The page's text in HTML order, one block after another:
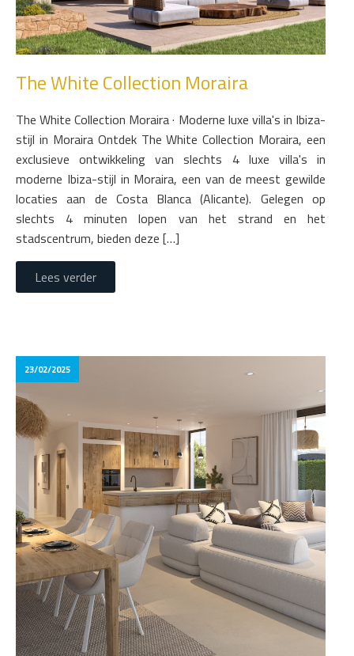
The White Collection Moraira
The White Collection Moraira · Moderne luxe villa's in Ibiza-
stijl in Moraira Ontdek The White Collection Moraira, een
exclusieve ontwikkeling van slechts 4 luxe villa's in
moderne Ibiza-stijl in Moraira, een van de meest gewilde
locaties aan de Costa Blanca (Alicante). Gelegen op
slechts 4 minuten lopen van het strand en het
stadscentrum, bieden deze […]
Lees verder
23/02/2025